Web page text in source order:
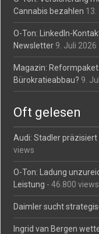
Cannabis bezahlen 13.
O-Ton: LinkedIn-
Newsletter 9. Juli 2026
Magazin:
Bürokratieabbau? 9.
Oft gelesen
Audi: Stadler
views
O-Ton: Ladung
Leistung - 46.800 views
Daimler sucht
Ingrid van Bergen